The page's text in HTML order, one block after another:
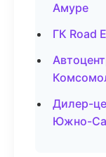
Амуре
ГК Road
Дилер-
Южно-